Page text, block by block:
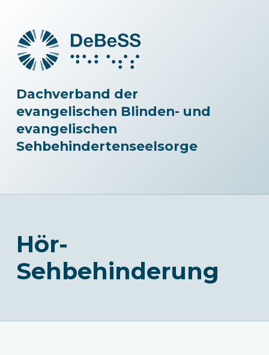
Dachverband der
evangelischen Blinden- und
evangelischen
Sehbehindertenseelsorge
Hör-
Sehbehinderung